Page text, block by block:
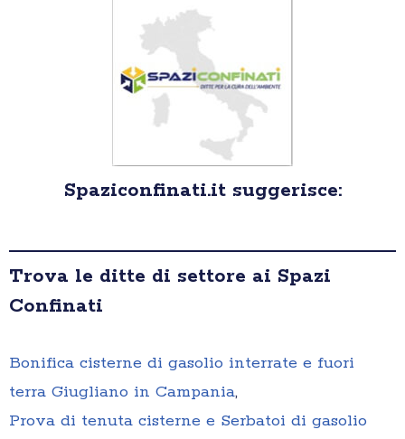
Spaziconfinati.it suggerisce:
Trova le ditte di settore ai Spazi
Confinati
Bonifica cisterne di gasolio interrate e fuori
terra Giugliano in Campania,
Prova di tenuta cisterne e Serbatoi di gasolio